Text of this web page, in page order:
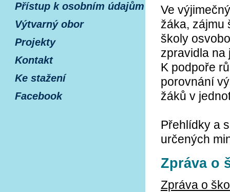
Přístup k osobním údajům
Výtvarný obor
Projekty
Kontakt
Ke stažení
Facebook
Ve
žáka, zájmu
školy
zpravidla na
K podpoře
porovnání
žáků v
Přehlídky a
určených
Zpráva o
Zpráva o